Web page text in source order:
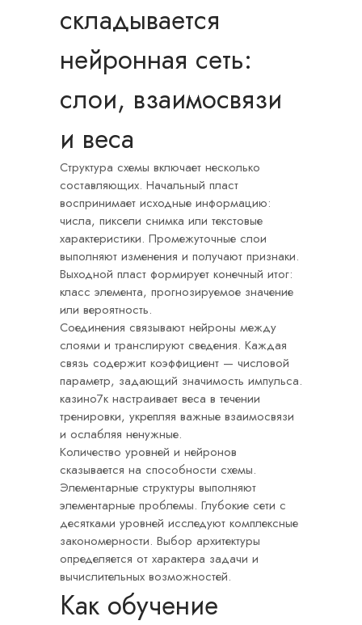
складывается
нейронная сеть:
слои, взаимосвязи
и веса
Структура схемы включает несколько
составляющих. Начальный пласт
воспринимает исходные информацию:
числа, пиксели снимка или текстовые
характеристики. Промежуточные слои
выполняют изменения и получают признаки.
Выходной пласт формирует конечный итог:
класс элемента, прогнозируемое значение
или вероятность.
Соединения связывают нейроны между
слоями и транслируют сведения. Каждая
связь содержит коэффициент — числовой
параметр, задающий значимость импульса.
казино7к настраивает веса в течении
тренировки, укрепляя важные взаимосвязи
и ослабляя ненужные.
Количество уровней и нейронов
сказывается на способности схемы.
Элементарные структуры выполняют
элементарные проблемы. Глубокие сети с
десятками уровней исследуют комплексные
закономерности. Выбор архитектуры
определяется от характера задачи и
вычислительных возможностей.
Как обучение